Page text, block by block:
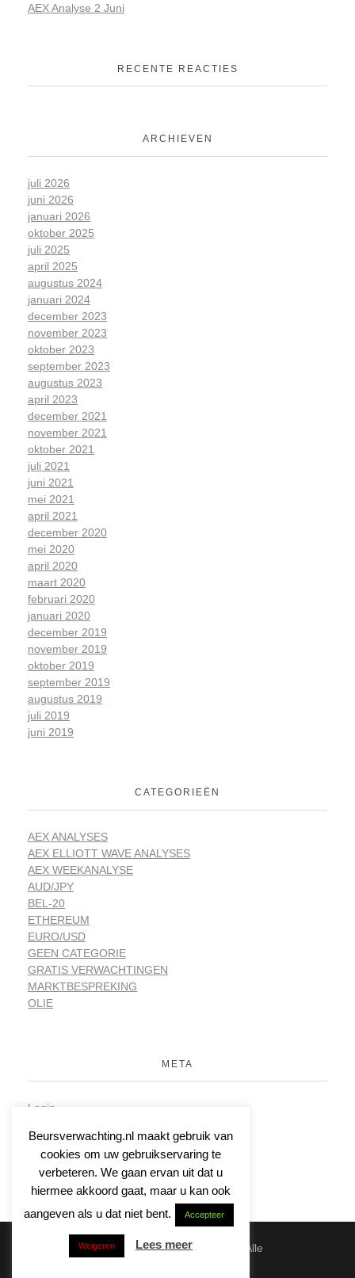
AEX Analyse 2 Juni
RECENTE REACTIES
ARCHIEVEN
juli 2026
juni 2026
januari 2026
oktober 2025
juli 2025
april 2025
augustus 2024
januari 2024
december 2023
november 2023
oktober 2023
september 2023
augustus 2023
april 2023
december 2021
november 2021
oktober 2021
juli 2021
juni 2021
mei 2021
april 2021
december 2020
mei 2020
april 2020
maart 2020
februari 2020
januari 2020
december 2019
november 2019
oktober 2019
september 2019
augustus 2019
juli 2019
juni 2019
CATEGORIEËN
AEX ANALYSES
AEX ELLIOTT WAVE ANALYSES
AEX WEEKANALYSE
AUD/JPY
BEL-20
ETHEREUM
EURO/USD
GEEN CATEGORIE
GRATIS VERWACHTINGEN
MARKTBESPREKING
OLIE
META
Login
Reacties feed
WordPress.org
© 2026 | Beursverwachting.nl | Alle
Beursverwachting.nl maakt gebruik van
cookies om uw gebruikservaring te
verbeteren. We gaan ervan uit dat u
hiermee akkoord gaat, maar u kan ook
aangeven als u dat niet bent.
Accepteer
Weigeren Lees meer